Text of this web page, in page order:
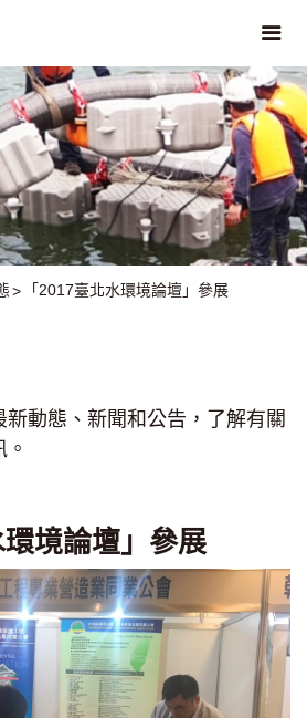
「2017臺北水環境論壇」參展
動態、新聞和公告，了解有關
環境論壇」參展